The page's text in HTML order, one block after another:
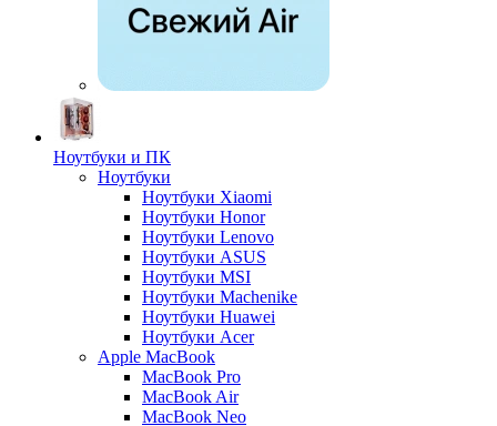
Ноутбуки и ПК
Ноутбуки
Ноутбуки Xiaomi
Ноутбуки Honor
Ноутбуки Lenovo
Ноутбуки ASUS
Ноутбуки MSI
Ноутбуки Machenike
Ноутбуки Huawei
Ноутбуки Acer
Apple MacBook
MacBook Pro
MacBook Air
MacBook Neo